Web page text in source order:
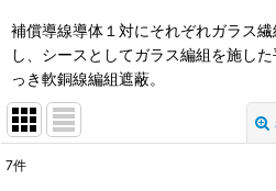
補償導線導体１対にそれぞれガラス
し、シースとしてガラス編組を施し
っき軟銅線編組遮蔽。
7件